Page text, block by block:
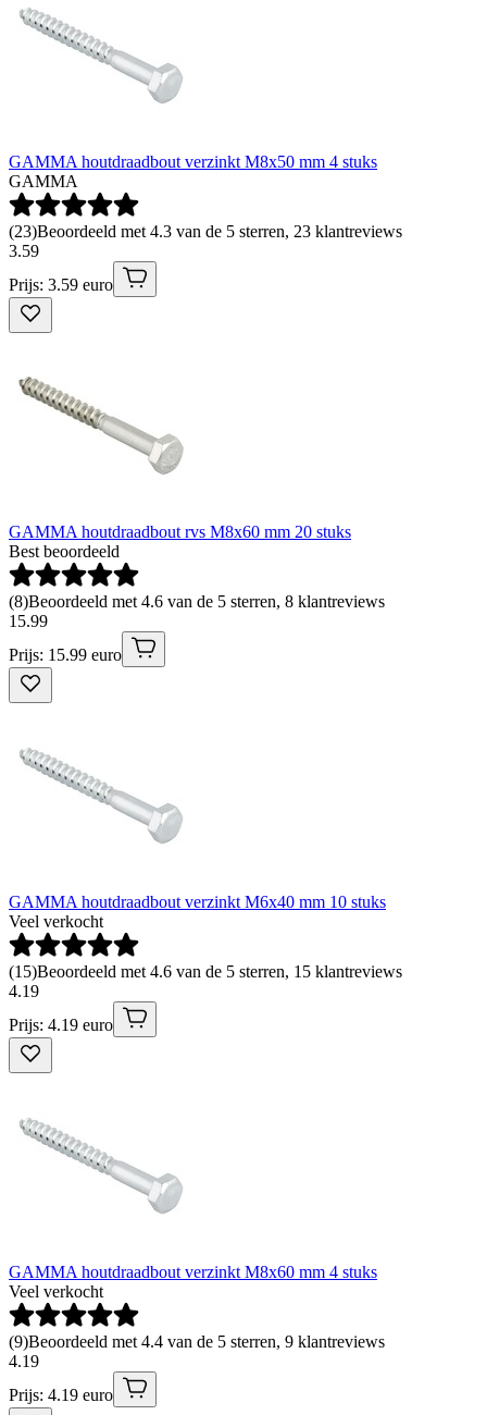
GAMMA houtdraadbout verzinkt M8x50 mm 4 stuks
GAMMA
(23)Beoordeeld met 4.3 van de 5 sterren, 23 klantreviews
3.59
Prijs: 3.59 euro
GAMMA houtdraadbout rvs M8x60 mm 20 stuks
Best beoordeeld
(8)Beoordeeld met 4.6 van de 5 sterren, 8 klantreviews
15.99
Prijs: 15.99 euro
GAMMA houtdraadbout verzinkt M6x40 mm 10 stuks
Veel verkocht
(15)Beoordeeld met 4.6 van de 5 sterren, 15 klantreviews
4.19
Prijs: 4.19 euro
GAMMA houtdraadbout verzinkt M8x60 mm 4 stuks
Veel verkocht
(9)Beoordeeld met 4.4 van de 5 sterren, 9 klantreviews
4.19
Prijs: 4.19 euro